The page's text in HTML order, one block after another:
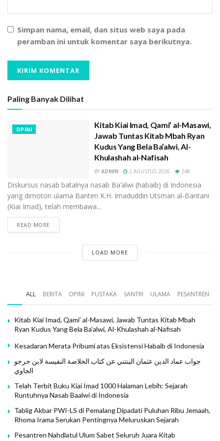
dari “tekstual-normatif” ke “kontekstual progresif”.
Fiqh pemberdayaan perempuan bukanlah sebuah
produk fiqh yang lepas dari sumber normatif ajaran
Islam, yaitu al-Quran dan al-Hadits, tetapi justru
menempatkan ide universal al-Quran dan al-Hadits
memposisikan perempuan secara proporsional dalam
kerangka fiqih.
Konsep dan definisi mar’ah shalihah dalam budaya dan
dalam Islam yang sering kali pemaknaannya
menelorkan ketidakadilan terhadap perempuan.
Domestifikasi peran perempuan yang terjadi cukup
lama dan menjadi dominan di hampir semua budaya
yang ada, pada gilirannya berproses menjadi sebuah
pembenaran yang berkelanjutan.
Domestifikasi ini melahirkan persepsi yang tidak asing
lagi bahwa perempuan adalah ‘dapur’, ‘sumur’ dan
‘kasur’ ataupun swarga nunut neraka katut (bhs. Jawa,
Satu-satunya ayat yang mengisyaratkan asal usul
kejadian perempuan yaitu QS. al-Nisa’:1 sebagai
berikut:
يَا أَيُّهَا النَّاسُ اتَّقُوا رَبَّكُمُ الَّذِي خَلَقَكُمْ مِنْ نَفْسٍ وَاحِدَةٍ وَخَلَقَ مِنْهَا
زَوْجَهَا وَبَثَّ مِنْهُمَا رِجَالا كَثِيرًا وَنِسَاءً وَاتَّقُوا اللَّهَ الَّذِي تَسَاءَلُونَ بِهِ
وَالأرْحَامَ إِنَّ اللَّهَ كَانَ عَلَيْكُمْ رَقِيبًا
Artinya : hai sekalian manusia, bertakwalah kepada
Tuhanmu yang telah menciptakan kamu dari “diri” yang
satu dan dari padanya Allah menciptakan pasangan-
nya, dan dari pada keduanya Allah
Simpan nama, email, dan situs web saya pada
peramban ini untuk komentar saya berikutnya.
Paling Banyak Dilihat
OPINI
Kitab Kiai Imad, Qami’ al-Masawi,
Jawab Tuntas Kitab Mbah Ryan
Kudus Yang Bela Ba’alwi, Al-
Khulashah al-Nafisah
BY ADMIN 2 AGUSTUS 2026 248
Diskursus nasab batalnya nasab Ba’alwi (habaib) di Indonesia
yang dimotori ulama Banten K.H. Imaduddin Utsman al-Bantani
(Kiai Imad), telah membawa...
READ MORE
LOAD MORE
ALL BERITA OPINI PUSTAKA SANTRI ULAMA PESANTREN
Kitab Kiai Imad, Qami’ al-Masawi, Jawab Tuntas Kitab Mbah
Ryan Kudus Yang Bela Ba’alwi, Al-Khulashah al-Nafisah
Kesadaran Merata Pribumi atas Eksistensi Habaib di Indonesia
جواب عماد الدين عثمان البنتني عن كتاب الخلاصة النفيسة لابن حرجو
الجاوي
Telah Terbit Buku Kiai Imad 1000 Halaman Lebih: Sejarah
Runtuhnya Nasab Baalwi di Indonesia
Tablig Akbar PWI-LS di Pemalang Dipadati Puluhan Ribu Jemaah,
Rhoma Irama Serukan Pentingnya Meluruskan Sejarah
Pesantren Nahdlatul Ulum Sabet Seluruh Juara Kitab